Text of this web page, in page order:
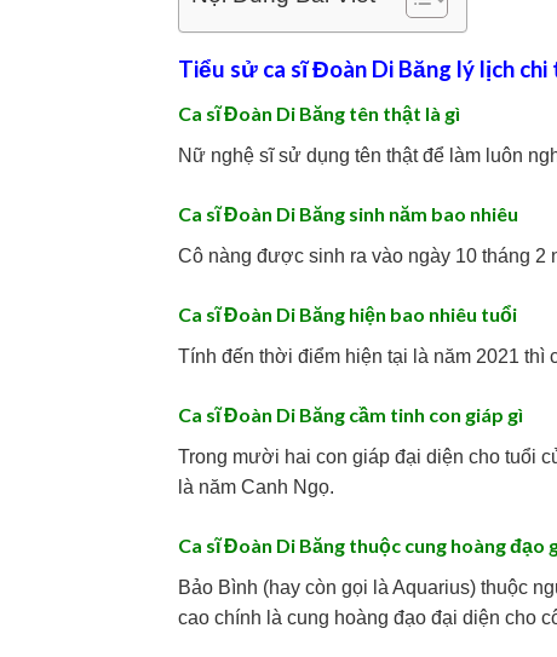
Tiểu sử ca sĩ Đoàn Di Băng lý lịch
Ca sĩ Đoàn Di Băng tên thật là gì
Nữ nghệ sĩ sử dụng tên thật để làm luôn
Ca sĩ Đoàn Di Băng sinh năm bao nhiêu
Cô nàng được sinh ra vào ngày 10 tháng 2
Ca sĩ Đoàn Di Băng hiện bao nhiêu tuổi
Tính đến thời điểm hiện tại là năm 2021 thì
Ca sĩ Đoàn Di Băng cầm tinh con giáp gì
Trong mười hai con giáp đại diện cho tuổi
là năm Canh Ngọ.
Ca sĩ Đoàn Di Băng thuộc cung hoàng đạo
Bảo Bình (hay còn gọi là Aquarius) thuộc
cao chính là cung hoàng đạo đại diện cho